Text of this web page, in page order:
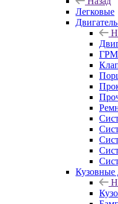
Легковые
Двигатель
ГРМ
Кузовные